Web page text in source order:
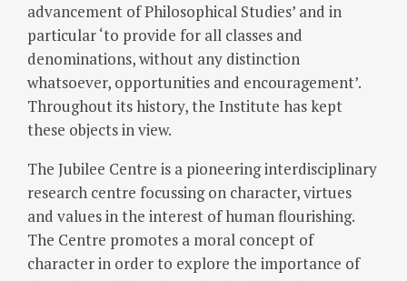
advancement of Philosophical Studies’ and in
particular ‘to provide for all classes and
denominations, without any distinction
whatsoever, opportunities and encouragement’.
Throughout its history, the Institute has kept
these objects in view.
The Jubilee Centre is a pioneering interdisciplinary
research centre focussing on character, virtues
and values in the interest of human flourishing.
The Centre promotes a moral concept of
character in order to explore the importance of